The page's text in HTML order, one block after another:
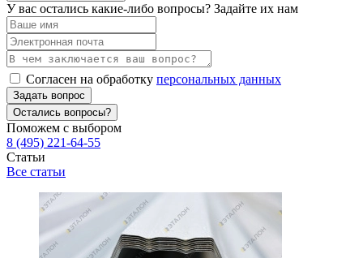
У вас остались какие-либо вопросы? Задайте их нам
Согласен на обработку персональных данных
Задать вопрос
Остались вопросы?
Поможем с выбором
8 (495) 221-64-55
Статьи
Все статьи